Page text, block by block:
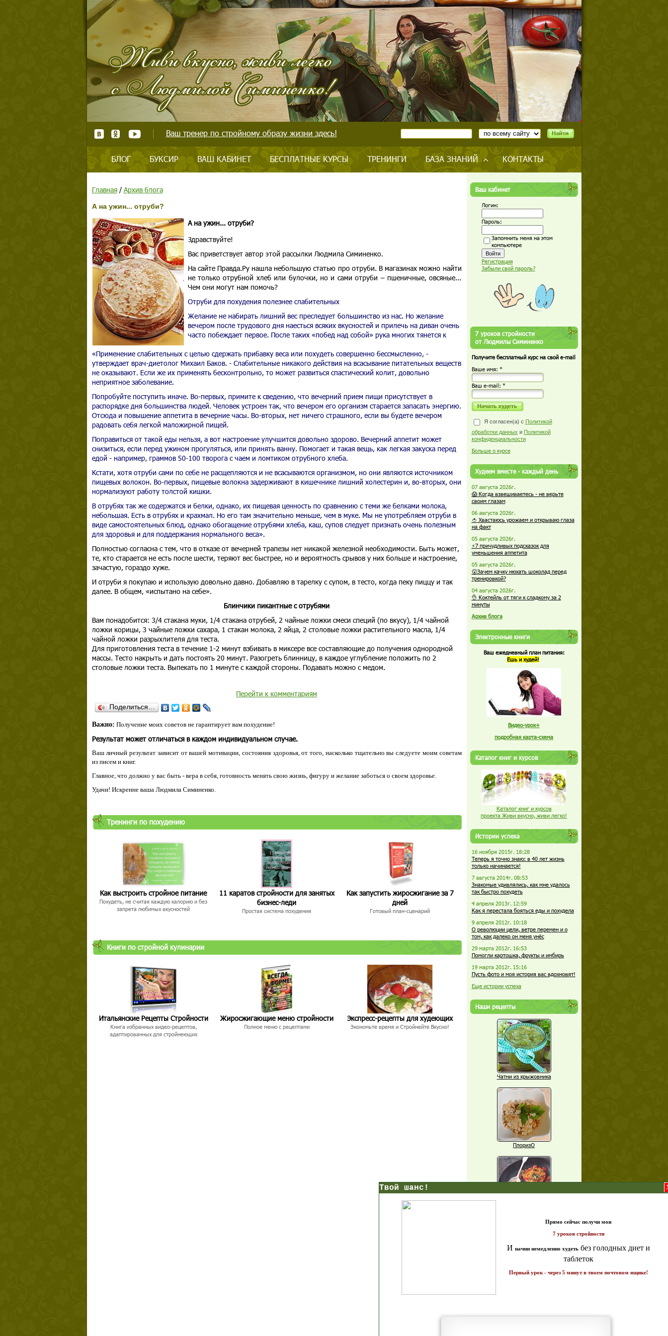
Ваш тренер по стройному образу жизни здесь!
БЛОГ БУКСИР ВАШ КАБИНЕТ БЕСПЛАТНЫЕ КУРСЫ ТРЕНИНГИ БАЗА ЗНАНИЙ КОНТАКТЫ
Главная/ Архив блога
А на ужин... отруби?
А на ужин... отруби?
Здравствуйте!
Вас приветствует автор этой рассылки Людмила Симиненко.
На сайте Правда.Ру нашла небольшую статью про отруби. В магазинах можно найти
не только отрубной хлеб или булочки, но и сами отруби – пшеничные, овсяные...
Чем они могут нам помочь?
Отруби для похудения полезнее слабительных
Желание не набирать лишний вес преследует большинство из нас. Но желание
вечером после трудового дня наесться всяких вкусностей и прилечь на диван очень
часто побеждает первое. После таких «побед над собой» рука многих тянется к
«Применение слабительных с целью сдержать прибавку веса или похудеть совершенно бессмысленно, -
утверждает врач-диетолог Михаил Баков. - Слабительные никакого действия на всасывание питательных веществ
не оказывают. Если же их применять бесконтрольно, то может развиться спастический колит, довольно
неприятное заболевание.
Попробуйте поступить иначе. Во-первых, примите к сведению, что вечерний прием пищи присутствует в
распорядке дня большинства людей. Человек устроен так, что вечером его организм старается запасать энергию.
Отсюда и повышение аппетита в вечерние часы. Во-вторых, нет ничего страшного, если вы будете вечером
радовать себя легкой маложирной пищей.
Поправиться от такой еды нельзя, а вот настроение улучшится довольно здорово. Вечерний аппетит может
снизиться, если перед ужином прогуляться, или принять ванну. Помогает и такая вещь, как легкая закуска перед
едой - например, граммов 50-100 творога с чаем и ломтиком отрубного хлеба.
Кстати, хотя отруби сами по себе не расщепляются и не всасываются организмом, но они являются источником
пищевых волокон. Во-первых, пищевые волокна задерживают в кишечнике лишний холестерин и, во-вторых, они
нормализуют работу толстой кишки.
В отрубях так же содержатся и белки, однако, их пищевая ценность по сравнению с теми же белками молока,
небольшая. Есть в отрубях и крахмал. Но его там значительно меньше, чем в муке. Мы не употребляем отруби в
виде самостоятельных блюд, однако обогащение отрубями хлеба, каш, супов следует признать очень полезным
для здоровья и для поддержания нормального веса».
Полностью согласна с тем, что в отказе от вечерней трапезы нет никакой железной необходимости. Быть может,
те, кто старается не есть после шести, теряют вес быстрее, но и вероятность срывов у них больше и настроение,
зачастую, гораздо хуже.
И отруби я покупаю и использую довольно давно. Добавляю в тарелку с супом, в тесто, когда пеку пиццу и так
далее. В общем, «испытано на себе».
Блинчики пикантные с отрубями
Вам понадобится: 3/4 стакана муки, 1/4 стакана отрубей, 2 чайные ложки смеси специй (по вкусу), 1/4 чайной
ложки корицы, 3 чайные ложки сахара, 1 стакан молока, 2 яйца, 2 столовые ложки растительного масла, 1/4
чайной ложки разрыхлителя для теста.
Для приготовления теста в течение 1-2 минут взбивать в миксере все составляющие до получения однородной
массы. Тесто накрыть и дать постоять 20 минут. Разогреть блинницу, в каждое углубление положить по 2
столовые ложки теста. Выпекать по 1 минуте с каждой стороны. Подавать можно с медом.
Перейти к комментариям
Поделиться…
Важно: Получение моих советов не гарантирует вам похудение!
Результат может отличаться в каждом индивидуальном случае.
Ваш личный результат зависит от вашей мотивации, состояния здоровья, от того, насколько тщательно вы следуете моим советам
из писем и книг.
Главное, что должно у вас быть - вера в себя, готовность менять свою жизнь, фигуру и желание заботься о своем здоровье.
Удачи! Искренне ваша Людмила Симиненко.
Тренинги по похудению
Как выстроить стройное питание
Похудеть, не считая каждую калорию и без
запрета любимых вкусностей
11 каратов стройности для занятых
бизнес-леди
Простая система похудения
Как запустить жиросжигание за 7
дней
Готовый план-сценарий
Книги по стройной кулинарии
Итальянские Рецепты Стройности
Книга избранных видео-рецептов,
адаптированных для стройнеющих
Жиросжигающие меню стройности
Полное меню с рецептами
Экспресс-рецепты для худеющих
Экономьте время и Стройнейте Вкусно!
Ваш кабинет
Логин:
Пароль:
Запомнить меня на этом
компьютере
Регистрация
Забыли свой пароль?
7 уроков стройности
от Людмилы Симиненко
Получите бесплатный курс на свой e-mail
Ваше имя: *
Ваш е-mail: *
Я согласен(а) с Политикой
обработки данных и Политикой
конфиденциальности
Больше о курсе
Худеем вместе - каждый день
07 августа 2026г.
😱 Когда взвешиваетесь - не верьте
своим глазам
06 августа 2026г.
🍅 Хвастаюсь урожаем и открываю глаза
на факт
05 августа 2026г.
⚡7 причудливых подсказок для
уменьшения аппетита
05 августа 2026г.
😮Зачем качку нюхать шоколад перед
тренировкой?
04 августа 2026г.
👌 Коктейль от тяги к сладкому за 2
минуты
Архив блога
Электронные книги
Ваш ежедневный план питания:
Ешь и худей!
Видео-урок+
подробная карта-схема
Каталог книг и курсов
Каталог книг и курсов
проекта Живи вкусно, живи легко!
Истории успеха
16 ноября 2015г. 18:28
Теперь я точно знаю: в 40 лет жизнь
только начинается!
7 августа 2014г. 08:53
Знакомые удивлялись, как мне удалось
так быстро похудеть
4 апреля 2013г. 12:59
Как я перестала бояться еды и похудела
9 апреля 2012г. 10:18
О революции цели, ветре перемен и о
том, как далеко он меня унёс
29 марта 2012г. 16:53
Помогли картошка, фрукты и имбирь
19 марта 2012г. 15:16
Пусть фото и моя история вас вдохновят!
Еще истории успеха
Наши рецепты
Чатни из крыжовника
ПлоризО
Еще рецепты